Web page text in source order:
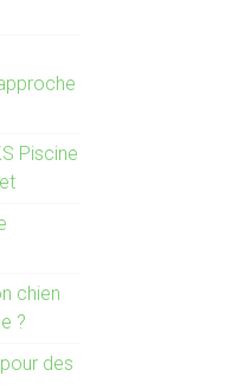
Piscine
chien
?
des